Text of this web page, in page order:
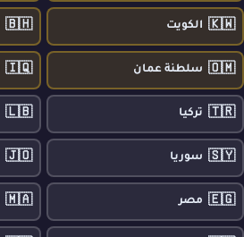
🇰🇼 الكويت 🇧🇭
🇴🇲 سلطنة عمان 🇮🇶
🇹🇷 تركيا 🇱🇧
🇸🇾 سوريا 🇯🇴
🇪🇬 مصر 🇲🇦